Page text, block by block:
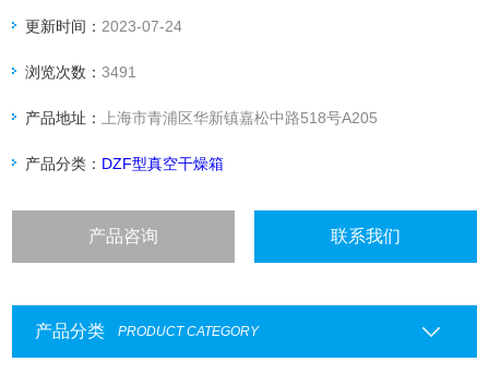
更新时间： 2023-07-24
浏览次数：3491
产品地址： 上海市青浦区华新镇嘉松中路518号A205
产品分类： DZF型真空干燥箱
产品咨询 联系我们
产品分类 PRODUCT CATEGORY